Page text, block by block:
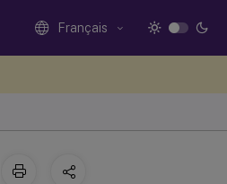
Français